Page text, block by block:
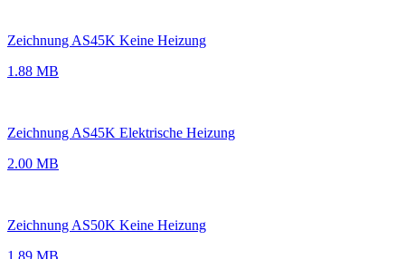
Zeichnung AS45K Keine Heizung
1.88 MB
Zeichnung AS45K Elektrische Heizung
2.00 MB
Zeichnung AS50K Keine Heizung